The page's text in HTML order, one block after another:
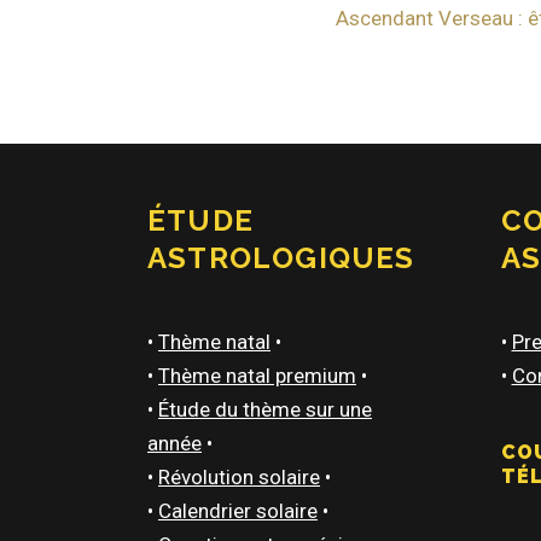
Ascendant Verseau :
ÉTUDE
ASTROLOGIQUES
• Thème natal •
• Thème natal premium •
• Étude du thème sur une
année •
• Révolution solaire •
• Calendrier solaire •
•
•